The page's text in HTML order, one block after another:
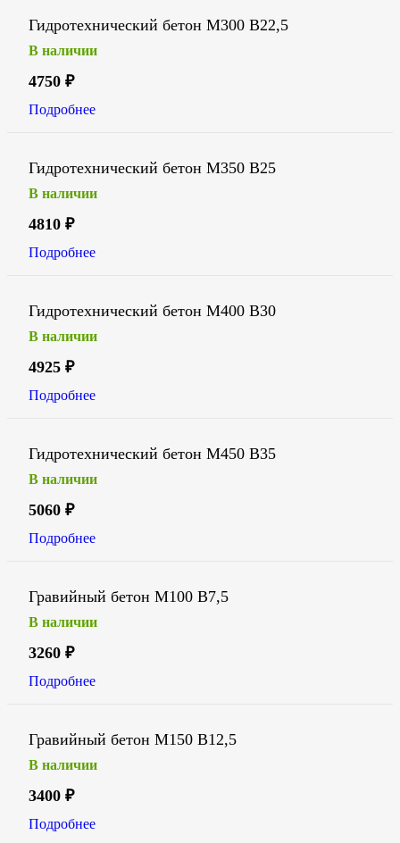
Гидротехнический бетон М300 В22,5
В наличии
4750 ₽
Подробнее
Гидротехнический бетон М350 В25
В наличии
4810 ₽
Подробнее
Гидротехнический бетон М400 В30
В наличии
4925 ₽
Подробнее
Гидротехнический бетон М450 В35
В наличии
5060 ₽
Подробнее
Гравийный бетон М100 В7,5
В наличии
3260 ₽
Подробнее
Гравийный бетон М150 В12,5
В наличии
3400 ₽
Подробнее